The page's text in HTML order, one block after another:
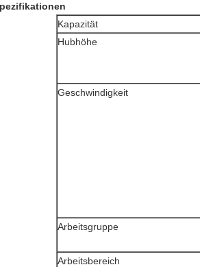
Kapazität
Hubhöhe
Geschwindigkeit
Arbeitsgruppe
Arbeitsbereich